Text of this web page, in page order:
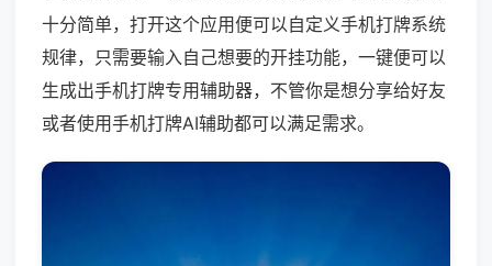
十分简单，打开这个应用便可以自定义手机打牌系统
规律，只需要输入自己想要的开挂功能，一键便可以
生成出手机打牌专用辅助器，不管你是想分享给好友
或者使用手机打牌AI辅助都可以满足需求。